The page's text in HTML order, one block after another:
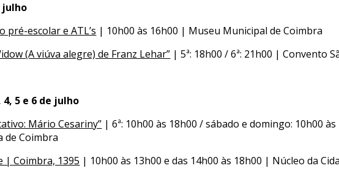
julho
pré-escolar e ATL’s | 10h00 às 16h00 | Museu Municipal de Coimbra
(A viúva alegre) de Franz Lehar” | 5ª: 18h00 / 6ª: 21h00 | Convento
4, 5 e 6 de julho
Mário Cesariny” | 6ª: 10h00 às 18h00 / sábado e domingo: 10h00
de Coimbra
| Coimbra, 1395 | 10h00 às 13h00 e das 14h00 às 18h00 | Núcleo da